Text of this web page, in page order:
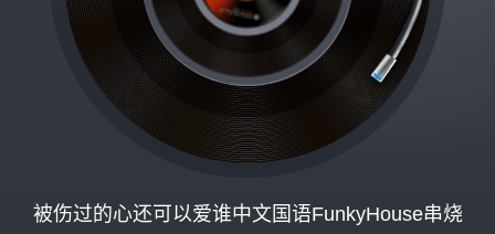
被伤过的心还可以爱谁中文国语FunkyHouse串烧